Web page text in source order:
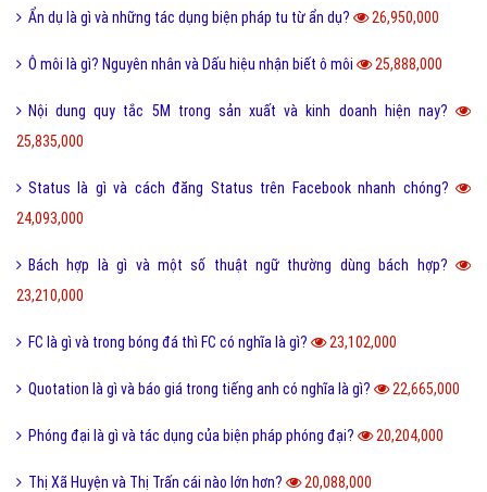
Ẩn dụ là gì và những tác dụng biện pháp tu từ ẩn dụ? 26,950,000
Ô môi là gì? Nguyên nhân và Dấu hiệu nhận biết ô môi 25,888,000
Nội dung quy tắc 5M trong sản xuất và kinh doanh hiện nay?
25,835,000
Status là gì và cách đăng Status trên Facebook nhanh chóng?
24,093,000
Bách hợp là gì và một số thuật ngữ thường dùng bách hợp?
23,210,000
FC là gì và trong bóng đá thì FC có nghĩa là gì? 23,102,000
Quotation là gì và báo giá trong tiếng anh có nghĩa là gì? 22,665,000
Phóng đại là gì và tác dụng của biện pháp phóng đại? 20,204,000
Thị Xã Huyện và Thị Trấn cái nào lớn hơn? 20,088,000